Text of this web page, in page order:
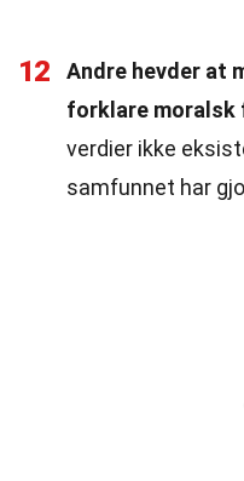
12
Andre hevder at
forklare moralsk
verdier ikke
samfunnet har